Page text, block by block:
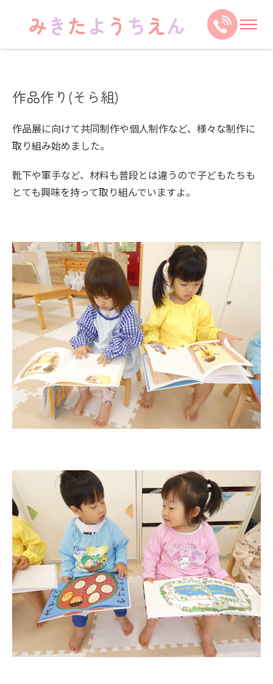
作品作り(そら組)
作品展に向けて共同制作や個人制作など、様々な制作に
取り組み始めました。
靴下や軍手など、材料も普段とは違うので子どもたちも
とても興味を持って取り組んでいますよ。